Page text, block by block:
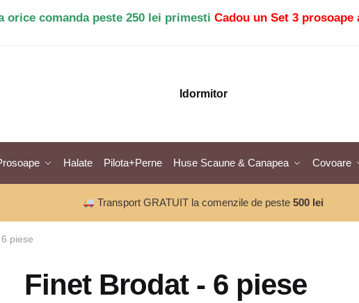
orice comanda peste 250 lei primesti Cadou un Set 3 prosoape
Idormitor
Halate Pilota+Perne Huse Scaune & Canapea Covoare
Transport GRATUIT la comenzile de peste500 lei
piese
Finet Brodat - 6 piese